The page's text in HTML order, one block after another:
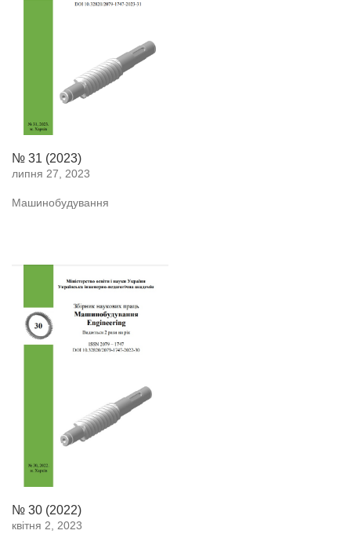
№ 31 (2023)
липня 27, 2023
Машинобудування
№ 30 (2022)
квітня 2, 2023